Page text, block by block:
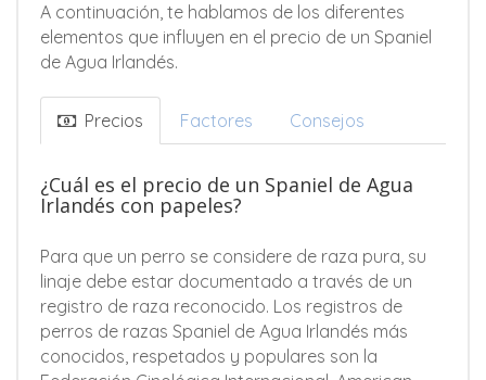
A continuación, te hablamos de los diferentes
elementos que influyen en el precio de un Spaniel
de Agua Irlandés.
Precios Factores Consejos
¿Cuál es el precio de un Spaniel de Agua
Irlandés con papeles?
Para que un perro se considere de raza pura, su
linaje debe estar documentado a través de un
registro de raza reconocido. Los registros de
perros de razas Spaniel de Agua Irlandés más
conocidos, respetados y populares son la